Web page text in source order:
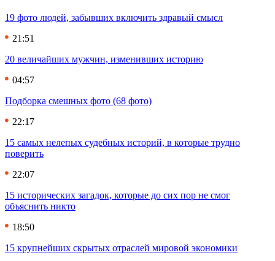
19 фото людей, забывших включить здравый смысл
21:51
20 величайших мужчин, изменивших историю
04:57
Подборка смешных фото (68 фото)
22:17
15 самых нелепых судебных историй, в которые трудно
поверить
22:07
15 исторических загадок, которые до сих пор не смог
объяснить никто
18:50
15 крупнейших скрытых отраслей мировой экономики